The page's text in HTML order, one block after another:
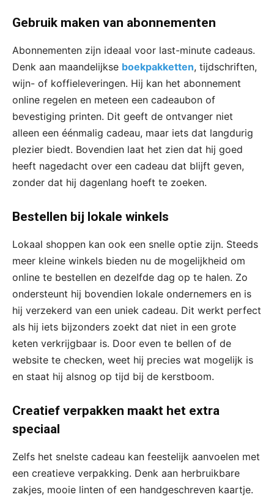
Gebruik maken van abonnementen
Abonnementen zijn ideaal voor last-minute cadeaus.
Denk aan maandelijkse boekpakketten, tijdschriften,
wijn- of koffieleveringen. Hij kan het abonnement
online regelen en meteen een cadeaubon of
bevestiging printen. Dit geeft de ontvanger niet
alleen een éénmalig cadeau, maar iets dat langdurig
plezier biedt. Bovendien laat het zien dat hij goed
heeft nagedacht over een cadeau dat blijft geven,
zonder dat hij dagenlang hoeft te zoeken.
Bestellen bij lokale winkels
Lokaal shoppen kan ook een snelle optie zijn. Steeds
meer kleine winkels bieden nu de mogelijkheid om
online te bestellen en dezelfde dag op te halen. Zo
ondersteunt hij bovendien lokale ondernemers en is
hij verzekerd van een uniek cadeau. Dit werkt perfect
als hij iets bijzonders zoekt dat niet in een grote
keten verkrijgbaar is. Door even te bellen of de
website te checken, weet hij precies wat mogelijk is
en staat hij alsnog op tijd bij de kerstboom.
Creatief verpakken maakt het extra
speciaal
Zelfs het snelste cadeau kan feestelijk aanvoelen met
een creatieve verpakking. Denk aan herbruikbare
zakjes, mooie linten of een handgeschreven kaartje.